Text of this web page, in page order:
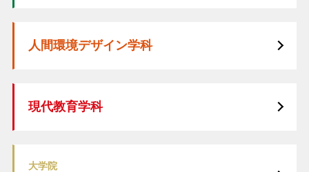
人間環境デザイン学科
現代教育学科
大学院